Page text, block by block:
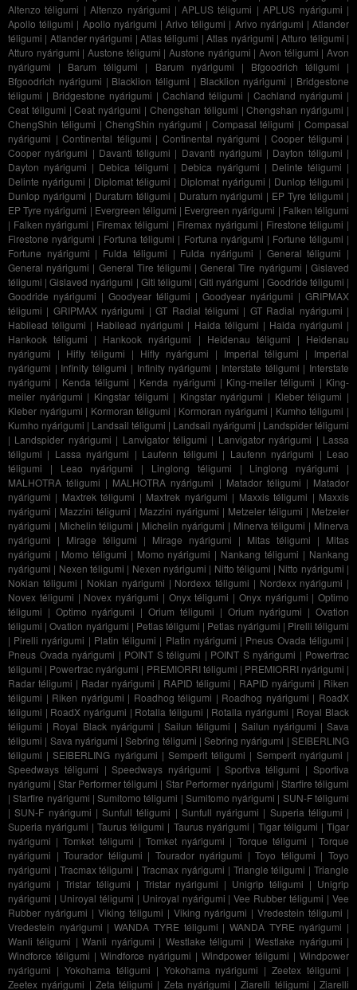
Altenzo téligumi |Altenzo nyárigumi | APLUS téligumi |APLUS nyárigumi |
Apollo téligumi | Apollo nyárigumi |Arivo téligumi | Arivo nyárigumi |Atlander
téligumi | Atlander nyárigumi | Atlas téligumi |Atlas nyárigumi |Atturo téligumi |
Atturo nyárigumi |Austone téligumi |Austone nyárigumi |Avon téligumi |Avon
nyárigumi | Barum téligumi | Barum nyárigumi | Bfgoodrich téligumi |
Bfgoodrich nyárigumi | Blacklion téligumi | Blacklion nyárigumi | Bridgestone
téligumi | Bridgestone nyárigumi | Cachland téligumi | Cachland nyárigumi |
Ceat téligumi |Ceat nyárigumi | Chengshan téligumi |Chengshan nyárigumi |
ChengShin téligumi |ChengShin nyárigumi | Compasal téligumi |Compasal
nyárigumi | Continental téligumi | Continental nyárigumi | Cooper téligumi |
Cooper nyárigumi | Davanti téligumi | Davanti nyárigumi | Dayton téligumi |
Dayton nyárigumi | Debica téligumi | Debica nyárigumi | Delinte téligumi |
Delinte nyárigumi | Diplomat téligumi | Diplomat nyárigumi | Dunlop téligumi |
Dunlop nyárigumi | Duraturn téligumi | Duraturn nyárigumi | EP Tyre téligumi |
EP Tyre nyárigumi | Evergreen téligumi | Evergreen nyárigumi | Falken téligumi
| Falken nyárigumi | Firemax téligumi | Firemax nyárigumi | Firestone téligumi |
Firestone nyárigumi | Fortuna téligumi | Fortuna nyárigumi | Fortune téligumi |
Fortune nyárigumi | Fulda téligumi | Fulda nyárigumi | General téligumi |
General nyárigumi | General Tire téligumi |General Tire nyárigumi |Gislaved
téligumi |Gislaved nyárigumi | Giti téligumi |Giti nyárigumi | Goodride téligumi |
Goodride nyárigumi | Goodyear téligumi | Goodyear nyárigumi | GRIPMAX
téligumi | GRIPMAX nyárigumi |GT Radial téligumi | GT Radial nyárigumi |
Habilead téligumi | Habilead nyárigumi | Haida téligumi | Haida nyárigumi |
Hankook téligumi | Hankook nyárigumi | Heidenau téligumi | Heidenau
nyárigumi | Hifly téligumi | Hifly nyárigumi | Imperial téligumi | Imperial
nyárigumi | Infinity téligumi | Infinity nyárigumi | Interstate téligumi | Interstate
nyárigumi | Kenda téligumi | Kenda nyárigumi | King-meiler téligumi | King-
meiler nyárigumi | Kingstar téligumi | Kingstar nyárigumi | Kleber téligumi |
Kleber nyárigumi | Kormoran téligumi | Kormoran nyárigumi | Kumho téligumi |
Kumho nyárigumi | Landsail téligumi | Landsail nyárigumi | Landspider téligumi
| Landspider nyárigumi | Lanvigator téligumi | Lanvigator nyárigumi | Lassa
téligumi | Lassa nyárigumi | Laufenn téligumi | Laufenn nyárigumi | Leao
téligumi | Leao nyárigumi | Linglong téligumi | Linglong nyárigumi |
MALHOTRA téligumi | MALHOTRA nyárigumi | Matador téligumi | Matador
nyárigumi | Maxtrek téligumi | Maxtrek nyárigumi | Maxxis téligumi | Maxxis
nyárigumi | Mazzini téligumi | Mazzini nyárigumi | Metzeler téligumi | Metzeler
nyárigumi | Michelin téligumi | Michelin nyárigumi | Minerva téligumi | Minerva
nyárigumi | Mirage téligumi | Mirage nyárigumi | Mitas téligumi | Mitas
nyárigumi | Momo téligumi | Momo nyárigumi | Nankang téligumi | Nankang
nyárigumi | Nexen téligumi | Nexen nyárigumi | Nitto téligumi | Nitto nyárigumi |
Nokian téligumi | Nokian nyárigumi | Nordexx téligumi | Nordexx nyárigumi |
Novex téligumi | Novex nyárigumi | Onyx téligumi | Onyx nyárigumi | Optimo
téligumi | Optimo nyárigumi |Orium téligumi | Orium nyárigumi |Ovation
téligumi |Ovation nyárigumi | Petlas téligumi | Petlas nyárigumi | Pirelli téligumi
| Pirelli nyárigumi | Platin téligumi | Platin nyárigumi | Pneus Ovada téligumi |
Pneus Ovada nyárigumi | POINT S téligumi | POINT S nyárigumi | Powertrac
téligumi | Powertrac nyárigumi | PREMIORRI téligumi | PREMIORRI nyárigumi |
Radar téligumi | Radar nyárigumi | RAPID téligumi | RAPID nyárigumi | Riken
téligumi | Riken nyárigumi | Roadhog téligumi | Roadhog nyárigumi | RoadX
téligumi | RoadX nyárigumi | Rotalla téligumi | Rotalla nyárigumi | Royal Black
téligumi | Royal Black nyárigumi |Sailun téligumi | Sailun nyárigumi |Sava
téligumi | Sava nyárigumi |Sebring téligumi |Sebring nyárigumi |SEIBERLING
téligumi |SEIBERLING nyárigumi |Semperit téligumi | Semperit nyárigumi |
Speedways téligumi |Speedways nyárigumi | Sportiva téligumi |Sportiva
nyárigumi |Star Performer téligumi | Star Performer nyárigumi | Starfire téligumi
|Starfire nyárigumi |Sumitomo téligumi | Sumitomo nyárigumi | SUN-F téligumi
|SUN-F nyárigumi | Sunfull téligumi | Sunfull nyárigumi | Superia téligumi |
Superia nyárigumi |Taurus téligumi | Taurus nyárigumi | Tigar téligumi |Tigar
nyárigumi |Tomket téligumi | Tomket nyárigumi | Torque téligumi |Torque
nyárigumi |Tourador téligumi | Tourador nyárigumi |Toyo téligumi |Toyo
nyárigumi | Tracmax téligumi |Tracmax nyárigumi | Triangle téligumi |Triangle
nyárigumi | Tristar téligumi | Tristar nyárigumi | Unigrip téligumi | Unigrip
nyárigumi | Uniroyal téligumi | Uniroyal nyárigumi |Vee Rubber téligumi |Vee
Rubber nyárigumi | Viking téligumi | Viking nyárigumi |Vredestein téligumi |
Vredestein nyárigumi |WANDA TYRE téligumi | WANDA TYRE nyárigumi |
Wanli téligumi |Wanli nyárigumi | Westlake téligumi |Westlake nyárigumi |
Windforce téligumi | Windforce nyárigumi | Windpower téligumi | Windpower
nyárigumi | Yokohama téligumi | Yokohama nyárigumi |Zeetex téligumi |
Zeetex nyárigumi | Zeta téligumi | Zeta nyárigumi |Ziarelli téligumi | Ziarelli